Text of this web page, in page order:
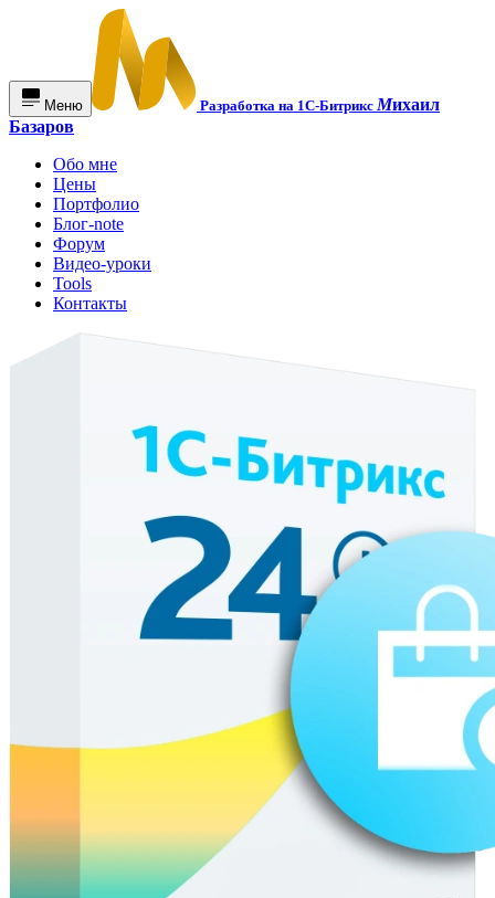
Меню Разработка на 1С-БитриксМихаил
Базаров
Обо мне
Цены
Портфолио
Блог-note
Форум
Видео-уроки
Tools
Контакты